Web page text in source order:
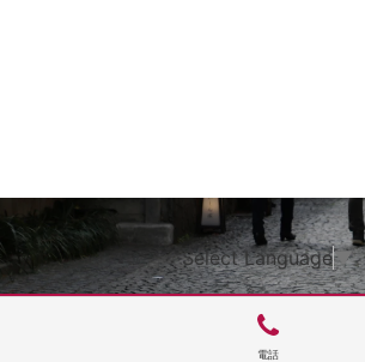
Select Language▼
電話